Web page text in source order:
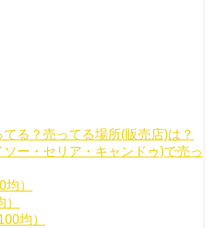
る？売ってる場所(販売店)は？
ー・セリア・キャンドゥ)で売っ
）
均）